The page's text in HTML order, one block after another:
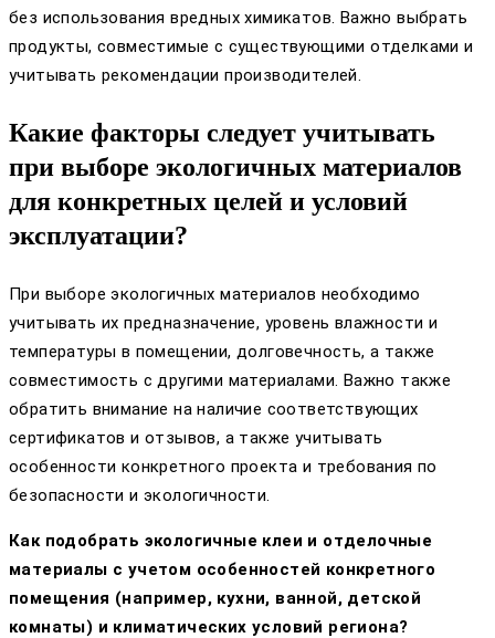
без использования вредных химикатов. Важно выбрать
продукты, совместимые с существующими отделками и
учитывать рекомендации производителей.
Какие факторы следует учитывать
при выборе экологичных материалов
для конкретных целей и условий
эксплуатации?
При выборе экологичных материалов необходимо
учитывать их предназначение, уровень влажности и
температуры в помещении, долговечность, а также
совместимость с другими материалами. Важно также
обратить внимание на наличие соответствующих
сертификатов и отзывов, а также учитывать
особенности конкретного проекта и требования по
безопасности и экологичности.
Как подобрать экологичные клеи и отделочные
материалы с учетом особенностей конкретного
помещения (например, кухни, ванной, детской
комнаты) и климатических условий региона?